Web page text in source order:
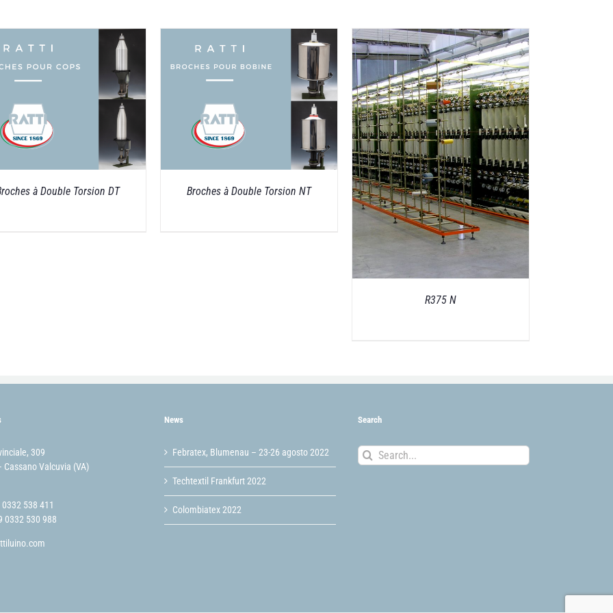
à Double Torsion DT Broches à Double Torsion NT
R375 N
309
Cassano Valcuvia (VA)
0332 538 411
0332 530 988
News
Febratex, Blumenau – 23-26 agosto 2022
Techtextil Frankfurt 2022
Colombiatex 2022
Search
Search
for: